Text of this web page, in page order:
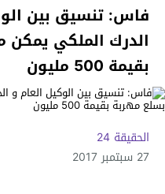
فاس: تنسيق بين
الدرك الملكي يمكن
بقيمة 500 مليون
الحقيقة 24
27 سبتمبر 2017